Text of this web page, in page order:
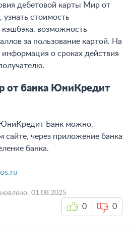
дебетовой карты Мир от
стоимость
возможность
за пользование картой. На
о сроках действия
от банка ЮниКредит
Банк можно,
сайте, через приложение банка
банка.
0 0
01.08.2025